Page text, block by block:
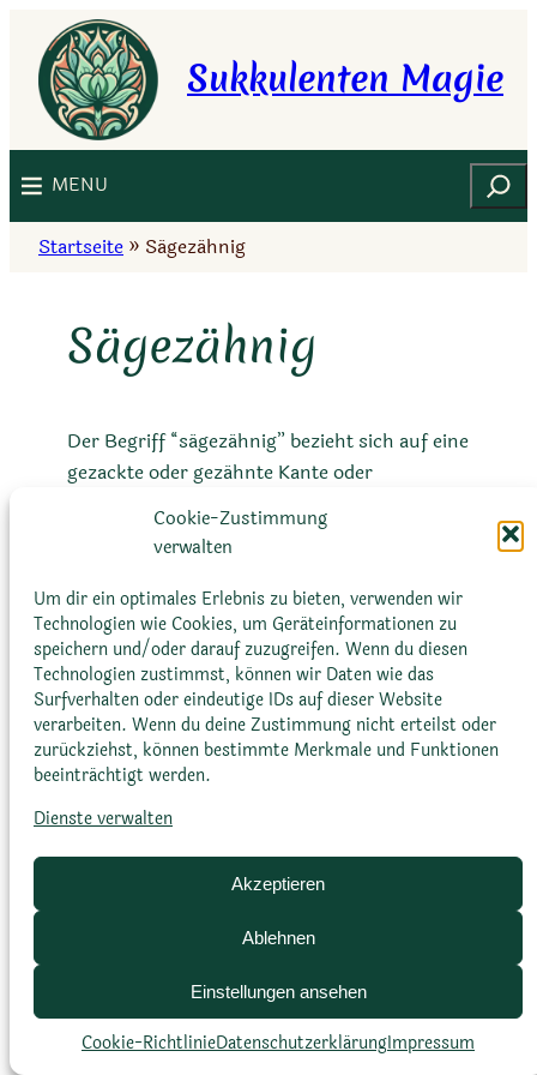
Cookie-Zustimmung
verwalten
Um dir ein optimales Erlebnis zu bieten, verwenden wir
Technologien wie Cookies, um Geräteinformationen zu
speichern und/oder darauf zuzugreifen. Wenn du diesen
Technologien zustimmst, können wir Daten wie das
Surfverhalten oder eindeutige IDs auf dieser Website
verarbeiten. Wenn du deine Zustimmung nicht erteilst oder
zurückziehst, können bestimmte Merkmale und Funktionen
beeinträchtigt werden.
Dienste verwalten
Akzeptieren
Ablehnen
Einstellungen ansehen
Cookie-RichtlinieDatenschutz­erklärungImpressum
Inhalt
springen
Sukkulenten Magie
MENU Suchen
Startseite » Sägezähnig
Sägezähnig
Der Begriff “sägezähnig” bezieht sich auf eine
gezackte oder gezähnte Kante oder
Oberfläche einer Pflanze. Es beschreibt eine
Struktur, die scharfe, gezackte Zähne oder
GlossarDatenschutz­erklärung
Cookie-Richtlinie (EU)